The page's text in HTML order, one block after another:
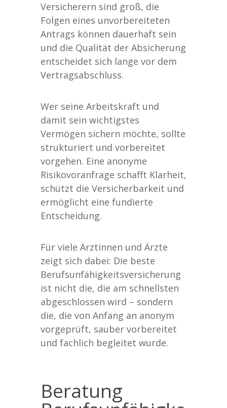
Versicherern sind groß, die
Folgen eines unvorbereiteten
Antrags können dauerhaft sein
und die Qualität der Absicherung
entscheidet sich lange vor dem
Vertragsabschluss.
Wer seine Arbeitskraft und
damit sein wichtigstes
Vermögen sichern möchte, sollte
strukturiert und vorbereitet
vorgehen. Eine anonyme
Risikovoranfrage schafft Klarheit,
schützt die Versicherbarkeit und
ermöglicht eine fundierte
Entscheidung.
Für viele Ärztinnen und Ärzte
zeigt sich dabei: Die beste
Berufsunfähigkeitsversicherung
ist nicht die, die am schnellsten
abgeschlossen wird – sondern
die, die von Anfang an anonym
vorgeprüft, sauber vorbereitet
und fachlich begleitet wurde.
Beratung